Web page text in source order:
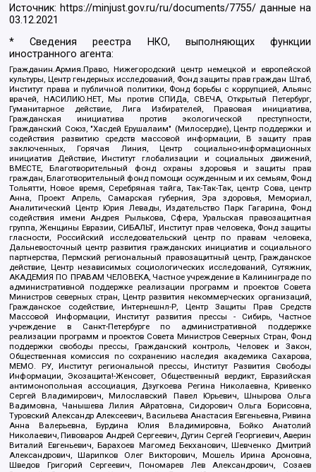
Источник: https://minjust.gov.ru/ru/documents/7755/ данные на
03.12.2021
* Сведения реестра НКО, выполняющих функции
иностранного агента:
Гражданин.Армия.Право, Нижегородский центр немецкой и европейской
культуры, Центр гендерных исследований, Фонд защиты прав граждан Штаб,
Институт права и публичной политики, Фонд борьбы с коррупцией, Альянс
врачей, НАСИЛИЮ.НЕТ, Мы против СПИДа, СВЕЧА, Открытый Петербург,
Гуманитарное действие, Лига Избирателей, Правовая инициатива,
Гражданская инициатива против экологической преступности,
Гражданский Союз, "Хасдей Ерушалаим" (Милосердие), Центр поддержки и
содействия развитию средств массовой информации, В защиту прав
заключенных, Горячая Линия, Центр социально-информационных
инициатив Действие, Институт глобализации и социальных движений,
ВМЕСТЕ, Благотворительный фонд охраны здоровья и защиты прав
граждан, Благотворительный фонд помощи осужденным и их семьям, Фонд
Тольятти, Новое время, Серебряная тайга, Так-Так-Так, центр Сова, центр
Анна, Проект Апрель, Самарская губерния, Эра здоровья, Мемориал,
Аналитический Центр Юрия Левады, Издательство Парк Гагарина, Фонд
содействия имени Андрея Рылькова, Сфера, Уральская правозащитная
группа, Женщины Евразии, СИБАЛЬТ, Институт прав человека, Фонд защиты
гласности, Российский исследовательский центр по правам человека,
Дальневосточный центр развития гражданских инициатив и социального
партнерства, Пермский региональный правозащитный центр, Гражданское
действие, Центр независимых социологических исследований, Сутяжник,
АКАДЕМИЯ ПО ПРАВАМ ЧЕЛОВЕКА, Частное учреждение в Калининграде по
административной поддержке реализации программ и проектов Совета
Министров северных стран, Центр развития некоммерческих организаций,
Гражданское содействие, Интернешнл-Р, Центр Защиты Прав Средств
Массовой Информации, Институт развития прессы - Сибирь, Частное
учреждение в Санкт-Петербурге по административной поддержке
реализации программ и проектов Совета Министров Северных Стран, Фонд
поддержки свободы прессы, Гражданский контроль, Человек и Закон,
Общественная комиссия по сохранению наследия академика Сахарова,
МЕМО. РУ, Институт региональной прессы, Институт Развития Свободы
Информации, Экозащита!-Женсовет, Общественный вердикт, Евразийская
антимонопольная ассоциация, Дзугкоева Регина Николаевна, Кривенко
Сергей Владимирович, Милославский Павел Юрьевич, Шнырова Ольга
Вадимовна, Чанышева Лилия Айратовна, Сидорович Ольга Борисовна,
Туровский Александр Алексеевич, Васильева Анастасия Евгеньевна, Ривина
Анна Валерьевна, Бурдина Юлия Владимировна, Бойко Анатолий
Николаевич, Пивоваров Андрей Сергеевич, Дугин Сергей Георгиевич, Аверин
Виталий Евгеньевич, Барахоев Магомед Бекханович, Шевченко Дмитрий
Александрович, Шарипков Олег Викторович, Мошель Ирина Ароновна,
Шведов Григорий Сергеевич, Пономарев Лев Александрович, Созаев